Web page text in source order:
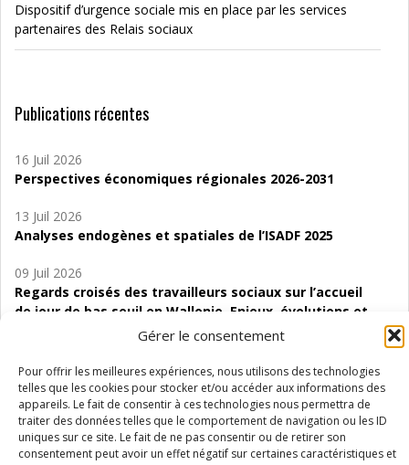
Gérer le consentement
Pour offrir les meilleures expériences, nous utilisons des technologies
telles que les cookies pour stocker et/ou accéder aux informations des
appareils. Le fait de consentir à ces technologies nous permettra de
traiter des données telles que le comportement de navigation ou les ID
uniques sur ce site. Le fait de ne pas consentir ou de retirer son
consentement peut avoir un effet négatif sur certaines caractéristiques et
Dispositif d’urgence sociale mis en place par les services
partenaires des Relais sociaux
Publications récentes
16 Juil 2026
Perspectives économiques régionales 2026-2031
13 Juil 2026
Analyses endogènes et spatiales de l’ISADF 2025
09 Juil 2026
Regards croisés des travailleurs sociaux sur l’accueil
de jour de bas seuil en Wallonie. Enjeux, évolutions et
06 Juil 2026
Étude d’évaluabilité des Structures
d’accompagnement à l’autocréation d’emploi (SAACE)
01 Juil 2026